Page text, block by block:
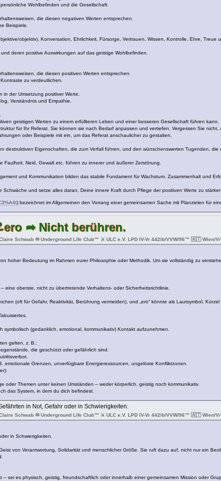
Wohlbefinden und die Gesellschaft.
die diesen negativen Werten entsprechen.
Beispiele.
objektiv), Konversation, Ehrlichkeit, Fürsorge, Vertrauen, Wissen, Kontrolle, Ehre, Treue
deren positive Auswirkungen auf das geistige Wohlbefinden.
die diesen positiven Werten entsprechen.
zu verdeutlichen.
der Umsetzung positiver Werte.
Verständnis und Empathie.
geistigen Werten zu einem erfüllteren Leben und einer besseren Gesellschaft führen kann.
für Ihr Referat. Sie können sie nach Bedarf anpassen und vertiefen. Vergessen Sie
oder Beispiele mit ein, um das Referat anschaulicher zu gestalten.
destruktiven Eigenschaften, die zum Verfall führen, und den wünschenswerten Tugenden,
Neid, Gewalt etc. führen zu innerer und äußerer Zerstörung.
und Kommunikation bilden das stabile Fundament für Wachstum, Zusammenhalt und
Schwäche und setze alles daran, Deine innere Kraft durch Pflege der positiven Werte zu stärken.
) bezeichnet im Allgemeinen den Vorrang einer gemeinsamen Sache mit Planzielen für
➦ Nicht berühren.
Schwab ✉ Underground Life Club™ ⚔ ULC e.V. LPD IV-Vr 442/b/VVW/96™ 🇦🇹 Wien/
hoher Bedeutung im Rahmen eurer Philosophie oder Methodik. Um sie vollständig zu
eine oberste, nicht zu übertretende Verhaltens- oder Sicherheitsrichtlinie.
(oft für Gefahr, Reaktivität, Berührung vermeiden), und „ero“ könnte als Lautsymbol, Kürzel
(gedanklich, emotional, kommunikativ) Kontakt aufzunehmen.
gelten, z. B.:
die geschützt oder gefährlich sind.
emotionale Grenzen, unverfügbare Energieressourcen, ungelöste Konfliktzonen.
oder Themen unter keinen Umständen – weder körperlich, geistig noch kommunikativ.
das System, in dem du dich befindest.
in Not, Gefahr oder in Schwierigkeiten.
Schwab ✉ Underground Life Club™ ⚔ ULC e.V. LPD IV-Vr 442/b/VVW/96™ 🇦🇹 Wien/
in Schwierigkeiten.
von Verantwortung, Solidarität und menschlicher Größe. Sie ruft dazu auf, nicht nur ein
sei es physisch, geistig, freundschaftlich oder innerhalb einer gemeinsamen Mission oder